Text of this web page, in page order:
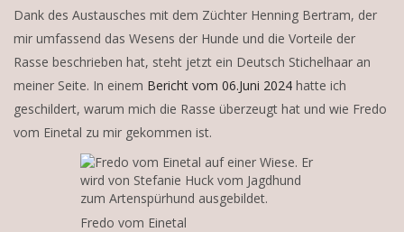
Dank des Austausches mit dem Züchter Henning Bertram, der
mir umfassend das Wesens der Hunde und die Vorteile der
Rasse beschrieben hat, steht jetzt ein Deutsch Stichelhaar an
meiner Seite. In einem Bericht vom 06.Juni 2024 hatte ich
geschildert, warum mich die Rasse überzeugt hat und wie Fredo
vom Einetal zu mir gekommen ist.
Fredo vom Einetal